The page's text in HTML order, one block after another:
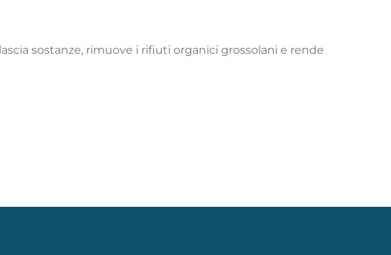
sostanze, rimuove i rifiuti organici grossolani e rende